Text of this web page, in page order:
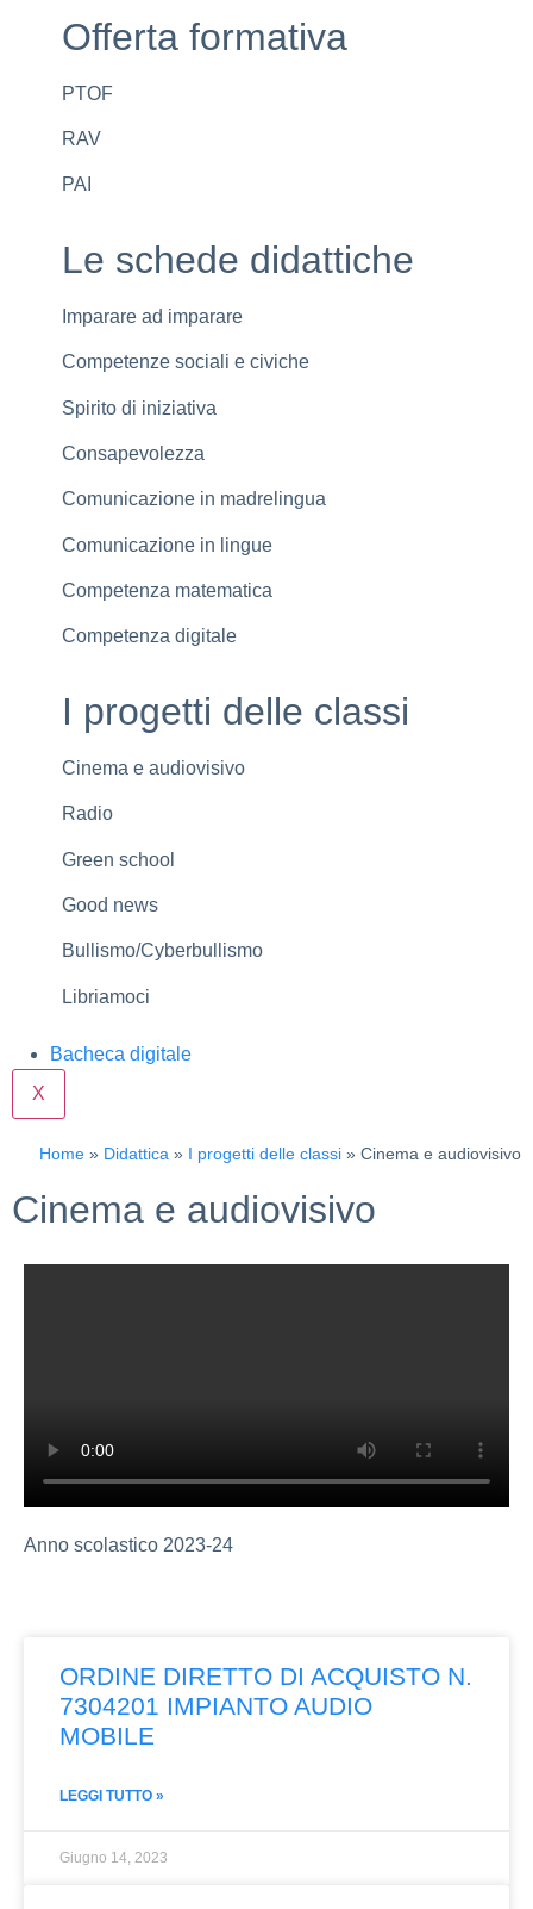
Offerta formativa
PTOF
RAV
PAI
Le schede didattiche
Imparare ad imparare
Competenze sociali e civiche
Spirito di iniziativa
Consapevolezza
Comunicazione in madrelingua
Comunicazione in lingue
Competenza matematica
Competenza digitale
I progetti delle classi
Cinema e audiovisivo
Radio
Green school
Good news
Bullismo/Cyberbullismo
Libriamoci
Bacheca digitale
X
Home » Didattica » I progetti delle classi » Cinema e audiovisivo
Cinema e audiovisivo
Anno scolastico 2023-24
ORDINE DIRETTO DI ACQUISTO N.
7304201 IMPIANTO AUDIO
MOBILE
LEGGI TUTTO »
Giugno 14, 2023